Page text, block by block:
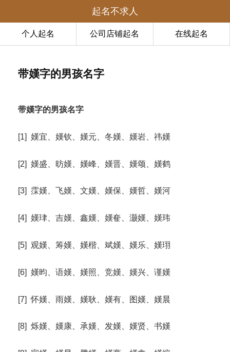
起名不求人
个人起名 公司店铺起名 在线起名
带嫨字的男孩名字
带嫨字的男孩名字
[1] 嫨宜、嫨钦、嫨元、冬嫨、嫨岩、祎嫨
[2] 嫨盛、昉嫨、嫨峰、嫨晋、嫨颂、嫨鹤
[3] 霂嫨、飞嫨、文嫨、嫨保、嫨哲、嫨河
[4] 嫨珒、吉嫨、鑫嫨、嫨奞、灏嫨、嫨玮
[5] 观嫨、筹嫨、嫨楷、斌嫨、嫨乐、嫨珝
[6] 嫨昀、语嫨、嫨照、竞嫨、嫨兴、谨嫨
[7] 怀嫨、雨嫨、嫨耿、嫨有、图嫨、嫨晨
[8] 烁嫨、嫨康、承嫨、发嫨、嫨贤、书嫨